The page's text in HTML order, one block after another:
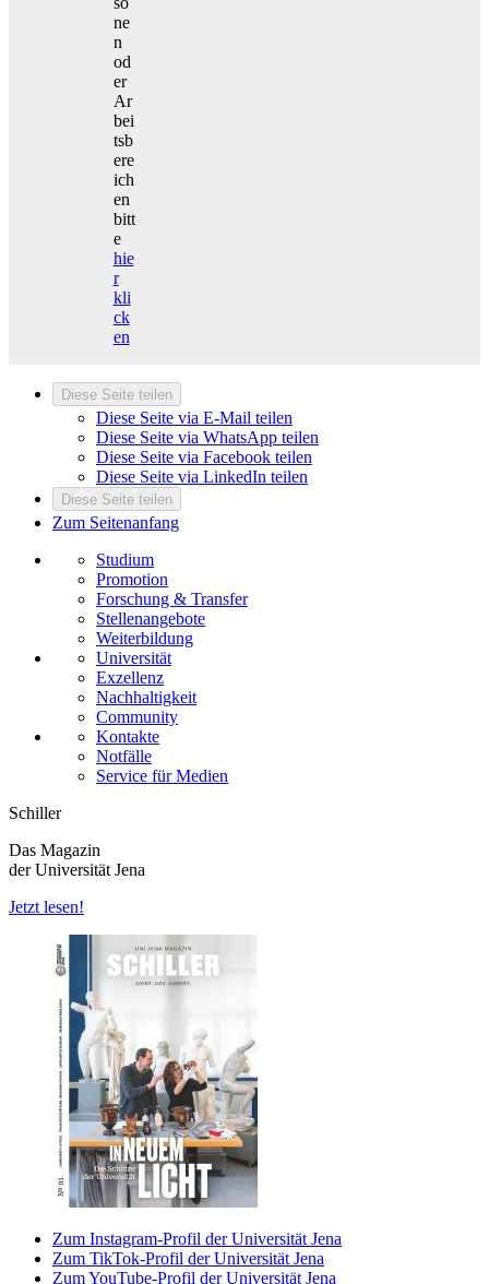
ne
n
od
er
Ar
bei
tsb
ere
ich
en
bitt
e
hie
r
kli
ck
en
Diese Seite teilen
Diese Seite via E-Mail teilen
Diese Seite via WhatsApp teilen
Diese Seite via Facebook teilen
Diese Seite via LinkedIn teilen
Diese Seite teilen
Zum Seitenanfang
Studium
Promotion
Forschung & Transfer
Stellenangebote
Weiterbildung
Universität
Exzellenz
Nachhaltigkeit
Community
Kontakte
Notfälle
Service für Medien
Schiller
Das Magazin
der Universität Jena
Jetzt lesen!
Zum Instagram-Profil der Universität Jena
Zum TikTok-Profil der Universität Jena
Zum YouTube-Profil der Universität Jena